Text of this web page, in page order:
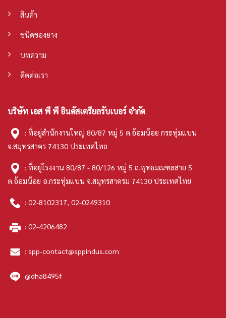
สินค้า
ชนิดของยาง
บทความ
ติดต่อเรา
บริษัท เอส พี พี อินดัสเตรียลรับเบอร์ จำกัด
: ที่อยู่สำนักงานใหญ่ 80/87 หมู่ 5 ต.อ้อมน้อย กระทุ่มแบน
จ.สมุทรสาคร 74130 ประเทศไทย
: ที่อยู่โรงงาน 80/87 - 80/126 หมู่ 5 ถ.พุทธมณฑลสาย 5
ต.อ้อมน้อย อ.กระทุ่มแบน จ.สมุทรสาครม 74130 ประเทศไทย
: 02-8102317 02-0249310
: 02-4206482
: spp-contact@sppindus.com
@dha8495f